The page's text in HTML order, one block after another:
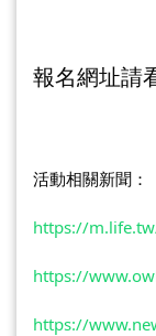
報名網址請
活動相關新聞：
https://
https://
https://